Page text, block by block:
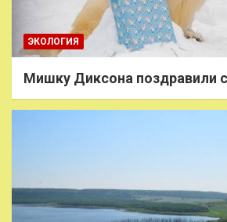
ЭКОЛОГИЯ
Мишку Диксона поздравили